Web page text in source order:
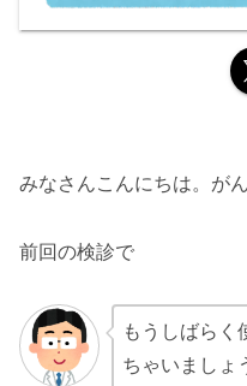
みなさんこんにちは。が
前回の検診で
もうしばらく
ちゃいましょ